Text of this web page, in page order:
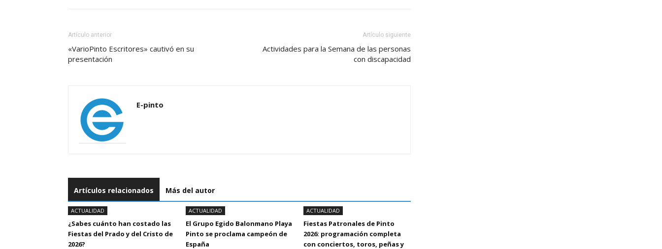
Artículo anterior
«VarioPinto Escritores» cautivó en su
presentación
Artículo siguiente
Actividades para la Semana de las personas
con discapacidad
E-pinto
Artículos relacionados Más del autor
ACTUALIDAD
¿Sabes cuánto han costado las
Fiestas del Prado y del Cristo de
2026?
ACTUALIDAD
El Grupo Egido Balonmano Playa
Pinto se proclama campeón de
España
ACTUALIDAD
Fiestas Patronales de Pinto
2026: programación completa
con conciertos, toros, peñas y